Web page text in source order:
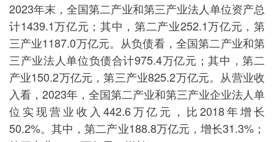
2023年末，全国第二产业和第三产业法人单位资产总
计1439.1万亿元；其中，第二产业252.1万亿元，第
三产业1187.0万亿元。从负债看，全国第二产业和第
三产业法人单位负债合计975.4万亿元；其中，第二
产业150.2万亿元，第三产业825.2万亿元。从营业收
入看，2023年，全国第二产业和第三产业企业法人单
位实现营业收入442.6万亿元，比2018年增长
50.2%。其中，第二产业188.8万亿元，增长31.3%；